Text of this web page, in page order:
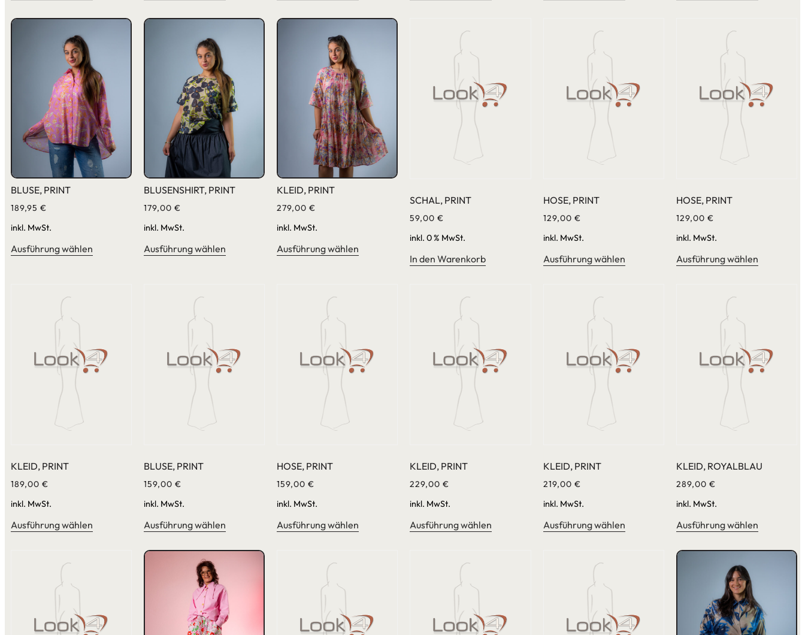
BLUSE, PRINT
189,95 €
inkl. MwSt.
Ausführung wählen
BLUSENSHIRT, PRINT
179,00€
inkl. MwSt.
Ausführung wählen
KLEID, PRINT
279,00€
inkl. MwSt.
Ausführung wählen
SCHAL, PRINT
59,00€
inkl. 0 % MwSt.
In den Warenkorb
HOSE, PRINT
129,00 €
inkl. MwSt.
Ausführung wählen
HOSE, PRINT
129,00 €
inkl. MwSt.
Ausführung wählen
KLEID, PRINT
189,00 €
inkl. MwSt.
Ausführung wählen
BLUSE, PRINT
159,00€
inkl. MwSt.
Ausführung wählen
HOSE, PRINT
159,00€
inkl. MwSt.
Ausführung wählen
KLEID, PRINT
229,00€
inkl. MwSt.
Ausführung wählen
KLEID, PRINT
219,00 €
inkl. MwSt.
Ausführung wählen
KLEID, ROYALBLAU
289,00 €
inkl. MwSt.
Ausführung wählen